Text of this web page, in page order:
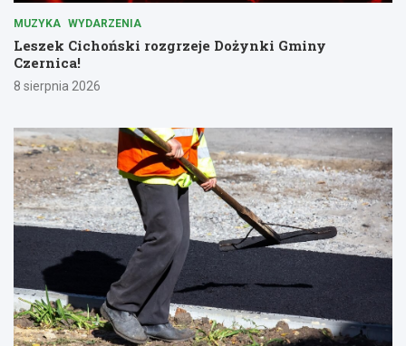
MUZYKA WYDARZENIA
Leszek Cichoński rozgrzeje Dożynki Gminy
Czernica!
8 sierpnia 2026